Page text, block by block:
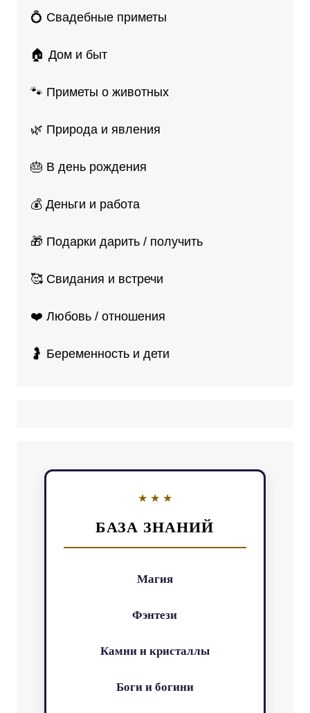
💍 Свадебные приметы
🏠 Дом и быт
🐾 Приметы о животных
🌿 Природа и явления
🎂 В день рождения
💰 Деньги и работа
🎁 Подарки дарить / получить
🥰 Свидания и встречи
❤️ Любовь / отношения
🤰 Беременность и дети
БАЗА ЗНАНИЙ
Магия
Фэнтези
Камни и кристаллы
Боги и богини